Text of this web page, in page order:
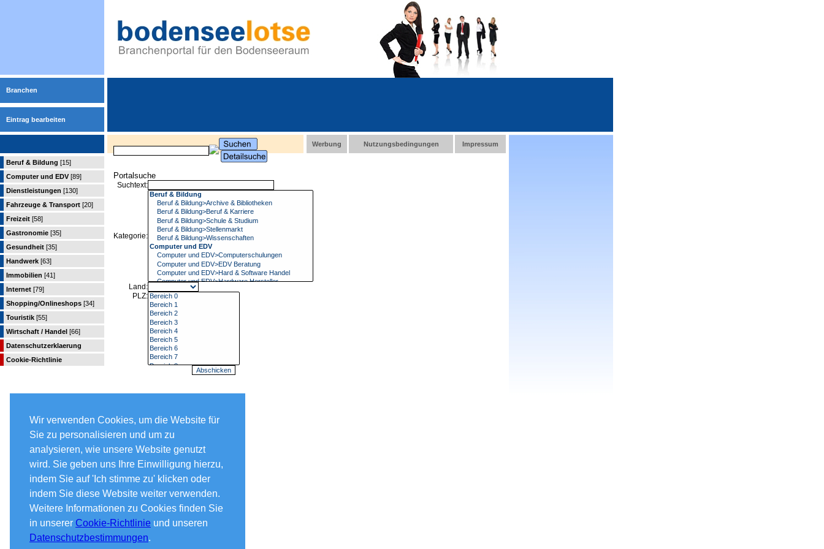
Wir verwenden Cookies, um die Website für
Sie zu personalisieren und um zu
analysieren, wie unsere Website genutzt
wird. Sie geben uns Ihre Einwilligung hierzu,
indem Sie auf 'Ich stimme zu' klicken oder
indem Sie diese Website weiter verwenden.
Weitere Informationen zu Cookies finden Sie
in unserer Cookie-Richtlinie und unseren
Datenschutzbestimmungen.
Branchen
Eintrag bearbeiten
Werbung Nutzungsbedingungen Impressum
Beruf & Bildung [15]
Computer und EDV [89]
Dienstleistungen [130]
Fahrzeuge & Transport [20]
Freizeit [58]
Gastronomie [35]
Gesundheit [35]
Handwerk [63]
Immobilien [41]
Internet [79]
Shopping/Onlineshops [34]
Touristik [55]
Wirtschaft / Handel [66]
Datenschutzerklaerung
Cookie-Richtlinie
Portalsuche
Suchtext:
Kategorie:
Land:
PLZ: